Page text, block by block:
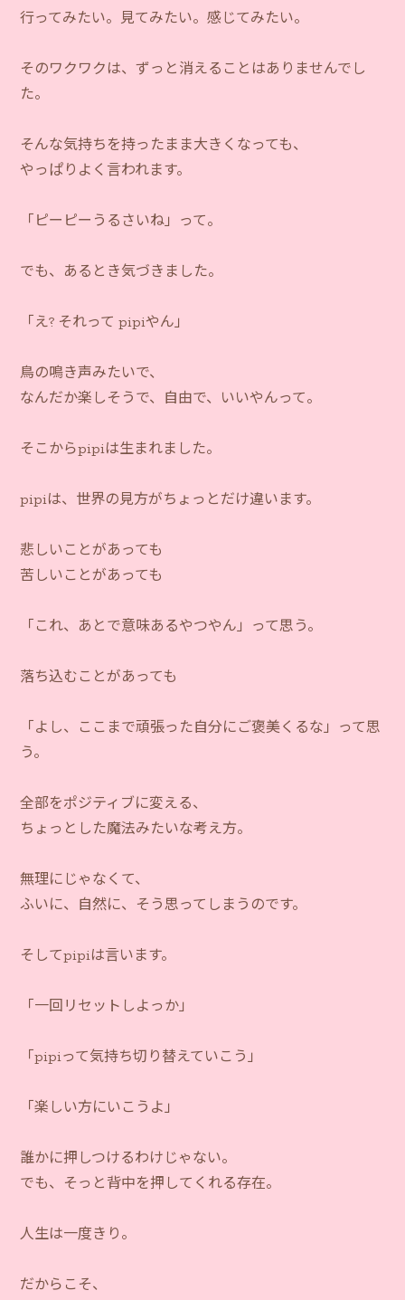
行ってみたい。見てみたい。感じてみたい。
そのワクワクは、ずっと消えることはありませんでし
た。
そんな気持ちを持ったまま大きくなっても、
やっぱりよく言われます。
「ピーピーうるさいね」って。
でも、あるとき気づきました。
「え? それって pipiやん」
鳥の鳴き声みたいで、
なんだか楽しそうで、自由で、いいやんって。
そこからpipiは生まれました。
pipiは、世界の見方がちょっとだけ違います。
悲しいことがあっても
苦しいことがあっても
「これ、あとで意味あるやつやん」って思う。
落ち込むことがあっても
「よし、ここまで頑張った自分にご褒美くるな」って思
う。
全部をポジティブに変える、
ちょっとした魔法みたいな考え方。
無理にじゃなくて、
ふいに、自然に、そう思ってしまうのです。
そしてpipiは言います。
「一回リセットしよっか」
「pipiって気持ち切り替えていこう」
「楽しい方にいこうよ」
誰かに押しつけるわけじゃない。
でも、そっと背中を押してくれる存在。
人生は一度きり。
だからこそ、